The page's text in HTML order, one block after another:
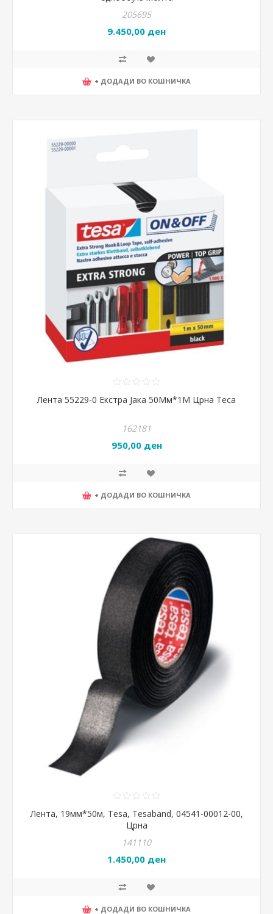
205695
9.450,00 ден
+ ДОДАДИ ВО КОШНИЧКА
Лента 55229-0 Екстра Јака 50Мм*1М Црна Теса
162181
950,00 ден
+ ДОДАДИ ВО КОШНИЧКА
Лента, 19мм*50м, Tesa, Tesaband, 04541-00012-00,
Црна
141110
1.450,00 ден
+ ДОДАДИ ВО КОШНИЧКА